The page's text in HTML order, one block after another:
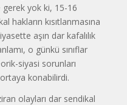
gerek yok ki, 15-16
hakların kısıtlanmasına
aşın dar kafalılık
o günkü sınıflar
siyasi sorunları
konabilirdi.
olayları dar sendikal